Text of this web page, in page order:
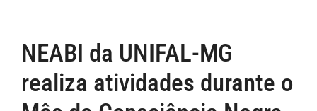
NEABI da UNIFAL-MG
realiza atividades durante o